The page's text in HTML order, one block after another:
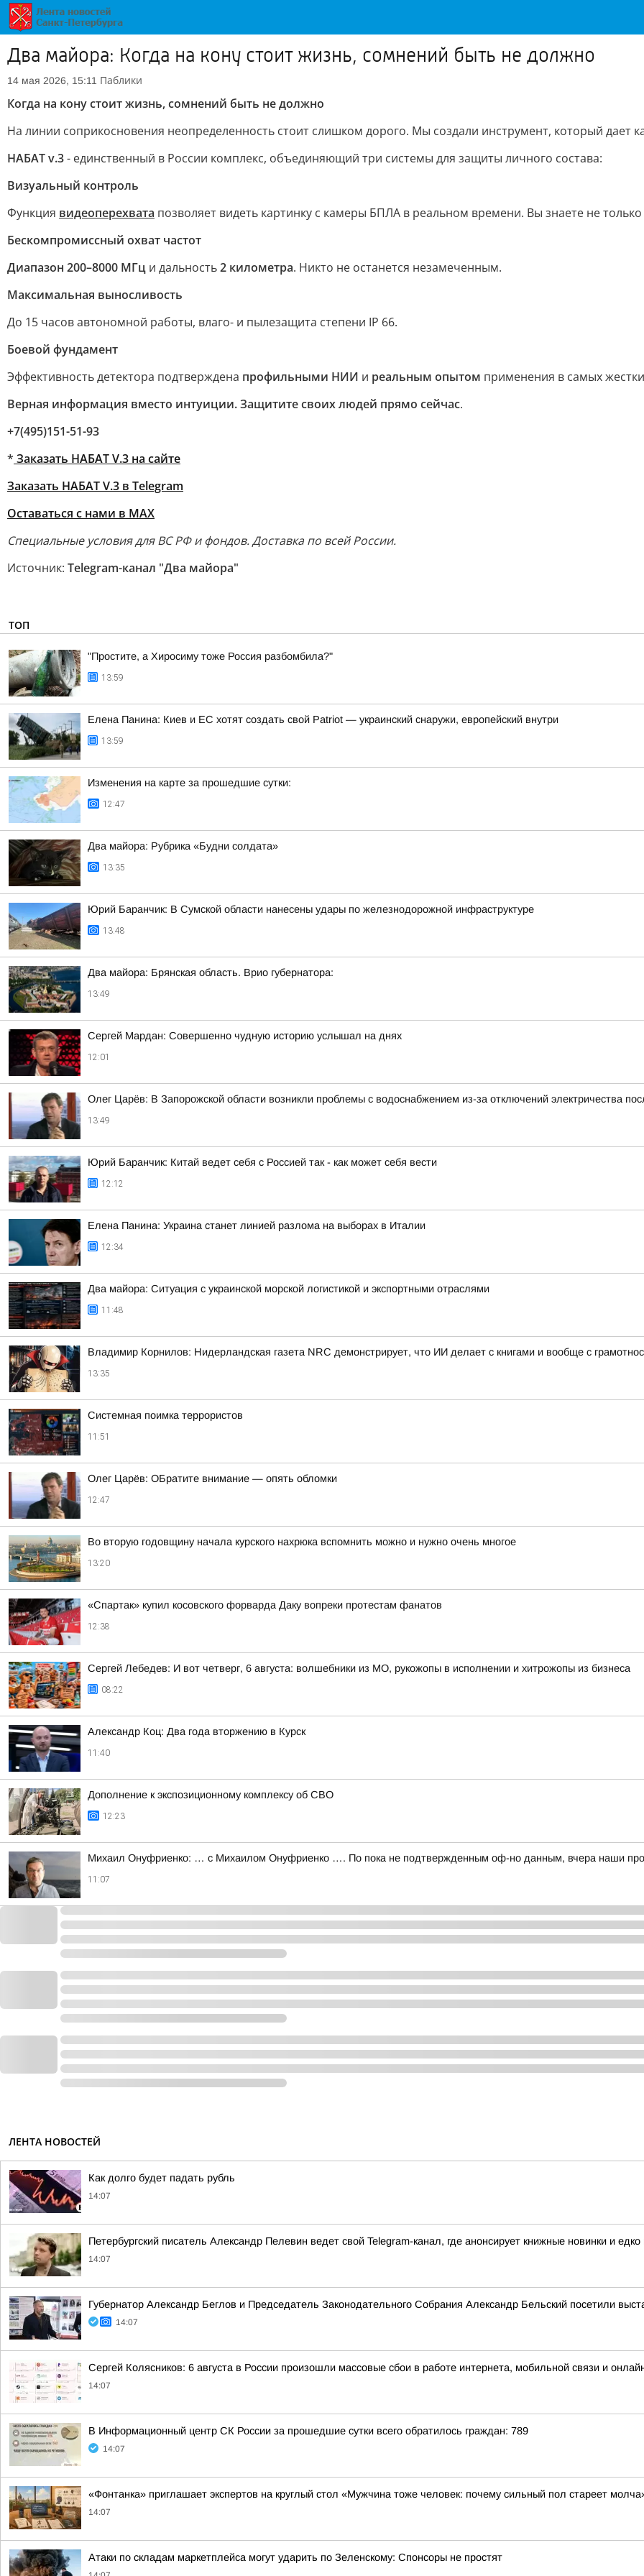
Два майора: Когда на кону стоит жизнь, сомнений быть не должно
14 мая 2026, 15:11 Паблики
Когда на кону стоит жизнь, сомнений быть не должно
На линии соприкосновения неопределенность стоит слишком дорого. Мы создали инструмент, который дает
НАБАТ v.3- единственный в России комплекс, объединяющий три системы для защиты личного состава:
Визуальный контроль
Функция видеоперехвата позволяет видеть картинку с камеры БПЛА в реальном времени. Вы знаете не
Бескомпромиссный охват частот
Диапазон 200–8000 МГц и дальность2 километра. Никто не останется незамеченным.
Максимальная выносливость
До 15 часов автономной работы, влаго- и пылезащита степени IP 66.
Боевой фундамент
Эффективность детектора подтверждена профильными НИИ и реальным опытом применения в самых
Верная информация вместо интуиции. Защитите своих людей прямо сейчас.
+7(495)151-51-93
* Заказать НАБАТ V.3 на сайте
Заказать НАБАТ V.3 в Telegram
Оставаться с нами в MAX
Специальные условия для ВС РФ и фондов. Доставка по всей России.
Источник: Telegram-канал "Два майора"
ТОП
"Простите, а Хиросиму тоже Россия разбомбила?"
13:59
Елена Панина: Киев и ЕС хотят создать свой Patriot — украинский снаружи, европейский внутри
13:59
Изменения на карте за прошедшие сутки:
12:47
Два майора: Рубрика «Будни солдата»
13:35
Юрий Баранчик: В Сумской области нанесены удары по железнодорожной инфраструктуре
13:48
Два майора: Брянская область. Врио губернатора:
13:49
Сергей Мардан: Совершенно чудную историю услышал на днях
12:01
Олег Царёв: В Запорожской области возникли проблемы с водоснабжением из-за отключений электричества
13:49
Юрий Баранчик: Китай ведет себя с Россией так - как может себя вести
12:12
Елена Панина: Украина станет линией разлома на выборах в Италии
12:34
Два майора: Ситуация с украинской морской логистикой и экспортными отраслями
11:48
Владимир Корнилов: Нидерландская газета NRC демонстрирует, что ИИ делает с книгами и вообще с
13:35
Системная поимка террористов
11:51
Олег Царёв: ОБратите внимание — опять обломки
12:47
Во вторую годовщину начала курского нахрюка вспомнить можно и нужно очень многое
13:20
«Спартак» купил косовского форварда Даку вопреки протестам фанатов
12:38
Сергей Лебедев: И вот четверг, 6 августа: волшебники из МО, рукожопы в исполнении и хитрожопы из бизнеса
08:22
Александр Коц: Два года вторжению в Курск
11:40
Дополнение к экспозиционному комплексу об СВО
12:23
Михаил Онуфриенко: … с Михаилом Онуфриенко …. По пока не подтвержденным оф-но данным, вчера наши
11:07
ЛЕНТА НОВОСТЕЙ
Как долго будет падать рубль
14:07
Петербургский писатель Александр Пелевин ведет свой Telegram-канал, где анонсирует книжные новинки и
14:07
Губернатор Александр Беглов и Председатель Законодательного Собрания Александр Бельский посетили
14:07
Сергей Колясников: 6 августа в России произошли массовые сбои в работе интернета, мобильной связи и
14:07
В Информационный центр СК России за прошедшие сутки всего обратилось граждан: 789
14:07
«Фонтанка» приглашает экспертов на круглый стол «Мужчина тоже человек: почему сильный пол стареет
14:07
Атаки по складам маркетплейса могут ударить по Зеленскому: Спонсоры не простят